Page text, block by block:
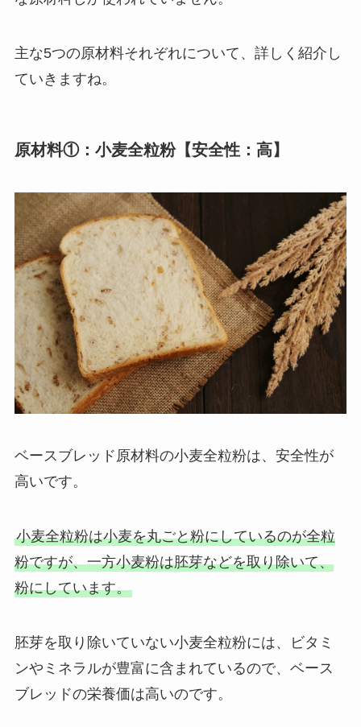
主な5つの原材料それぞれについて、詳しく紹介し
ていきますね。
原材料①：小麦全粒粉【安全性：高】
ベースブレッド原材料の小麦全粒粉は、安全性が
高いです。
小麦全粒粉は小麦を丸ごと粉にしているのが全粒
粉ですが、一方小麦粉は胚芽などを取り除いて、
粉にしています。
胚芽を取り除いていない小麦全粒粉には、ビタミ
ンやミネラルが豊富に含まれているので、ベース
ブレッドの栄養価は高いのです。